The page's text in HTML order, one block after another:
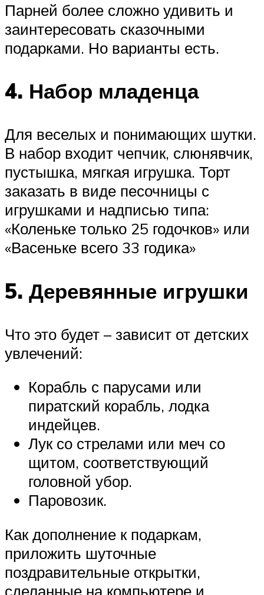
Парней более сложно удивить и
заинтересовать сказочными
подарками. Но варианты есть.
4. Набор младенца
Для веселых и понимающих шутки.
В набор входит чепчик, слюнявчик,
пустышка, мягкая игрушка. Торт
заказать в виде песочницы с
игрушками и надписью типа:
«Коленьке только 25 годочков» или
«Васеньке всего 33 годика»
5. Деревянные игрушки
Что это будет – зависит от детских
увлечений:
Корабль с парусами или
пиратский корабль, лодка
индейцев.
Лук со стрелами или меч со
щитом, соответствующий
головной убор.
Паровозик.
Как дополнение к подаркам,
приложить шуточные
поздравительные открытки,
сделанные на компьютере и